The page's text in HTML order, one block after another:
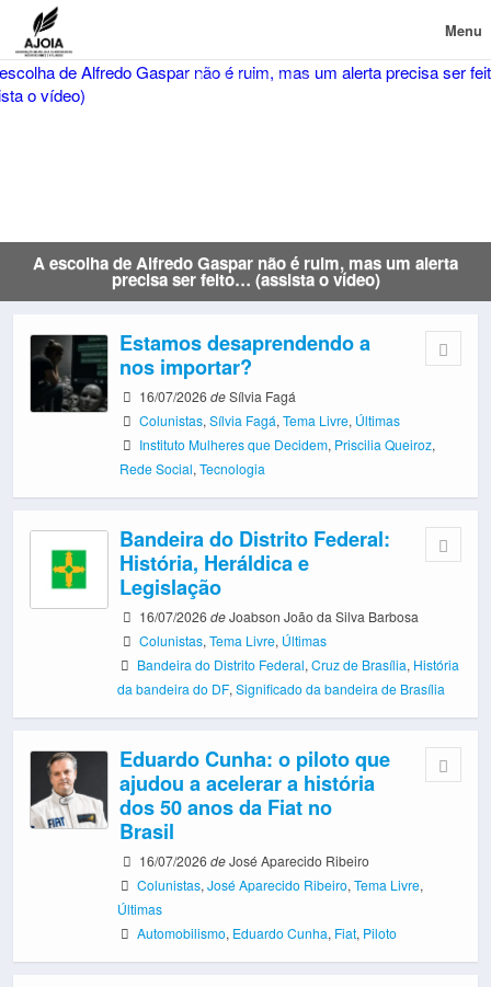
Menu
A escolha de Alfredo Gaspar não é ruim, mas um alerta
precisa ser feito… (assista o vídeo)
Estamos desaprendendo a
nos importar?
16/07/2026deSílvia Fagá
Colunistas,Sílvia Fagá,Tema Livre, Últimas
Instituto Mulheres que Decidem, Priscilia Queiroz,
Rede Social, Tecnologia
Bandeira do Distrito Federal:
História, Heráldica e
Legislação
16/07/2026deJoabson João da Silva Barbosa
Colunistas,Tema Livre, Últimas
Bandeira do Distrito Federal,Cruz de Brasília, História
da bandeira do DF, Significado da bandeira de Brasília
Eduardo Cunha: o piloto que
ajudou a acelerar a história
dos 50 anos da Fiat no
Brasil
16/07/2026deJosé Aparecido Ribeiro
Colunistas,José Aparecido Ribeiro,Tema Livre,
Últimas
Automobilismo, Eduardo Cunha, Fiat, Piloto